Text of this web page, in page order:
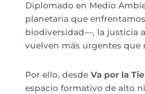
Diplomado en Medio
planetaria que
biodiversidad—, la justicia
vuelven más urgentes que
Por ello, desde Va por la
espacio formativo de alto